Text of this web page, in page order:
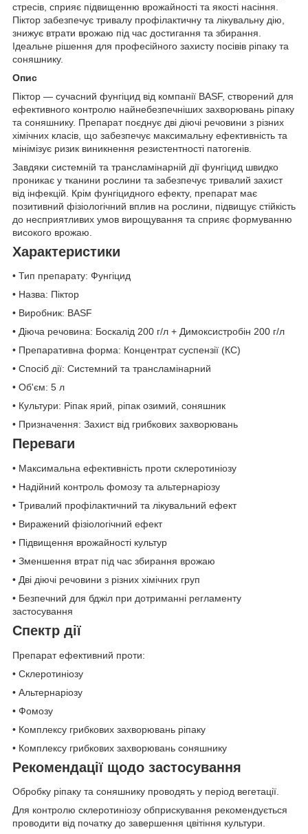
стресів, сприяє підвищенню врожайності та якості насіння.
Піктор забезпечує тривалу профілактичну та лікувальну дію,
знижує втрати врожаю під час достигання та збирання.
Ідеальне рішення для професійного захисту посівів ріпаку та
соняшнику.
Опис
Піктор — сучасний фунгіцид від компанії BASF, створений для
ефективного контролю найнебезпечніших захворювань ріпаку
та соняшнику. Препарат поєднує дві діючі речовини з різних
хімічних класів, що забезпечує максимальну ефективність та
мінімізує ризик виникнення резистентності патогенів.
Завдяки системній та трансламінарній дії фунгіцид швидко
проникає у тканини рослини та забезпечує тривалий захист
від інфекцій. Крім фунгіцидного ефекту, препарат має
позитивний фізіологічний вплив на рослини, підвищує стійкість
до несприятливих умов вирощування та сприяє формуванню
високого врожаю.
Характеристики
• Тип препарату: Фунгіцид
• Назва: Піктор
• Виробник: BASF
• Діюча речовина: Боскалід 200 г/л + Димоксистробін 200 г/л
• Препаративна форма: Концентрат суспензії (КС)
• Спосіб дії: Системний та трансламінарний
• Об'єм: 5 л
• Культури: Ріпак ярий, ріпак озимий, соняшник
• Призначення: Захист від грибкових захворювань
Переваги
• Максимальна ефективність проти склеротиніозу
• Надійний контроль фомозу та альтернаріозу
• Тривалий профілактичний та лікувальний ефект
• Виражений фізіологічний ефект
• Підвищення врожайності культур
• Зменшення втрат під час збирання врожаю
• Дві діючі речовини з різних хімічних груп
• Безпечний для бджіл при дотриманні регламенту
застосування
Спектр дії
Препарат ефективний проти:
• Склеротиніозу
• Альтернаріозу
• Фомозу
• Комплексу грибкових захворювань ріпаку
• Комплексу грибкових захворювань соняшнику
Рекомендації щодо застосування
Обробку ріпаку та соняшнику проводять у період вегетації.
Для контролю склеротиніозу обприскування рекомендується
проводити від початку до завершення цвітіння культури.